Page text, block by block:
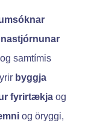
og samtímis
byggja
fyrirtækja og
og öryggi,